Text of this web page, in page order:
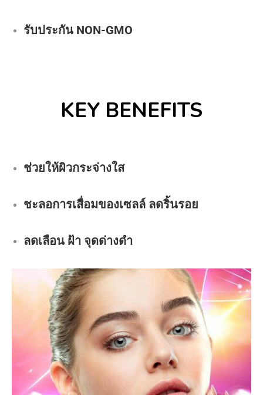
รับประกัน NON-GMO
KEY BENEFITS
ช่วยให้ผิวกระจ่างใส
ชะลอการเสื่อมของเซลล์ ลดริ้นรอย
ลดเลือน ฝ้า จุดด่างดำ